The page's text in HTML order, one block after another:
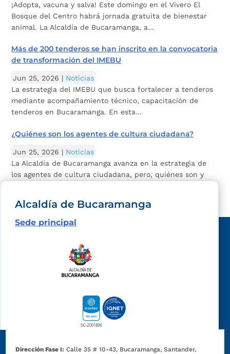
¡Adopta, vacuna y salva! Este domingo en el Vivero El
Bosque del Centro habrá jornada gratuita de bienestar
animal. La Alcaldía de Bucaramanga, a...
Más de 200 tenderos se han inscrito en la convocatoria
de transformación del IMEBU
Jun 25, 2026 | Noticias
La estrategia del IMEBU que busca fortalecer a tenderos
mediante acompañamiento técnico, capacitación de
tenderos en Bucaramanga. En esta...
¿Quiénes son los agentes de cultura ciudadana?
Jun 25, 2026 | Noticias
La Alcaldía de Bucaramanga avanza en la estrategia de
los agentes de cultura ciudadana, pero, quiénes son y
Alcaldía de Bucaramanga
Sede principal
Dirección Fase I: Calle 35 # 10-43, Bucaramanga, Santander,